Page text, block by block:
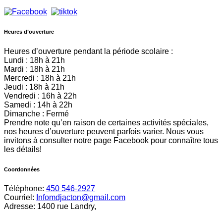
Heures d’ouverture
Heures d’ouverture pendant la période scolaire :
Lundi : 18h à 21h
Mardi : 18h à 21h
Mercredi : 18h à 21h
Jeudi : 18h à 21h
Vendredi : 16h à 22h
Samedi : 14h à 22h
Dimanche : Fermé
Prendre note qu’en raison de certaines activités spéciales,
nos heures d’ouverture peuvent parfois varier. Nous vous
invitons à consulter notre page Facebook pour connaître tous
les détails!
Coordonnées
Téléphone: 450 546-2927
Courriel: Infomdjacton@gmail.com
Adresse: 1400 rue Landry,